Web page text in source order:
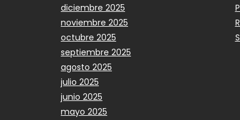
diciembre 2025
noviembre 2025
octubre 2025
septiembre 2025
agosto 2025
julio 2025
junio 2025
mayo 2025